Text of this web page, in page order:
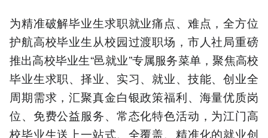
为精准破解毕业生求职就业痛点、难点，全方位
护航高校毕业生从校园过渡职场，市人社局重磅
推出高校毕业生“邑就业”专属服务菜单，聚焦高校
毕业生求职、择业、实习、就业、技能、创业全
周期需求，汇聚真金白银政策福利、海量优质岗
位、免费公益服务、常态化特色活动，为江门高
校毕业生送上一站式、全覆盖、精准化的就业创